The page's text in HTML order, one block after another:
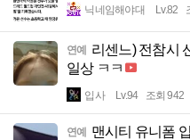
닉네임해야대 Lv.82
연예 리센느) 전참시
일상 ㅋㅋ
입사 Lv.94 조회 942
연예 맨시티 유니폼